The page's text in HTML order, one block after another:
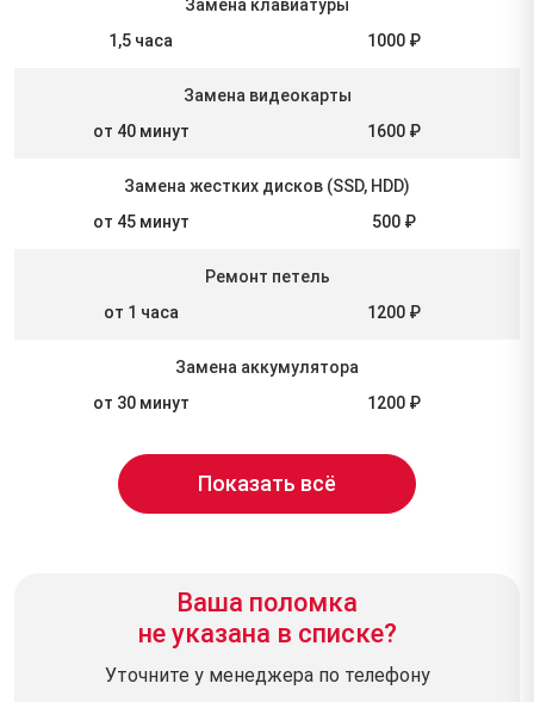
Замена клавиатуры
1,5 часа
1000 ₽
Замена видеокарты
от 40 минут
1600 ₽
Замена жестких дисков (SSD, HDD)
от 45 минут
500 ₽
Ремонт петель
от 1 часа
1200 ₽
Замена аккумулятора
от 30 минут
1200 ₽
Показать всё
Ваша поломка
не указана в списке?
Уточните у менеджера по телефону